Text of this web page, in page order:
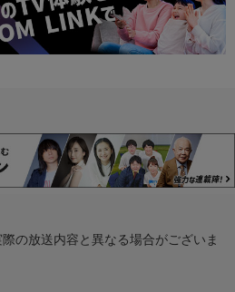
の放送内容と異なる場合がございま